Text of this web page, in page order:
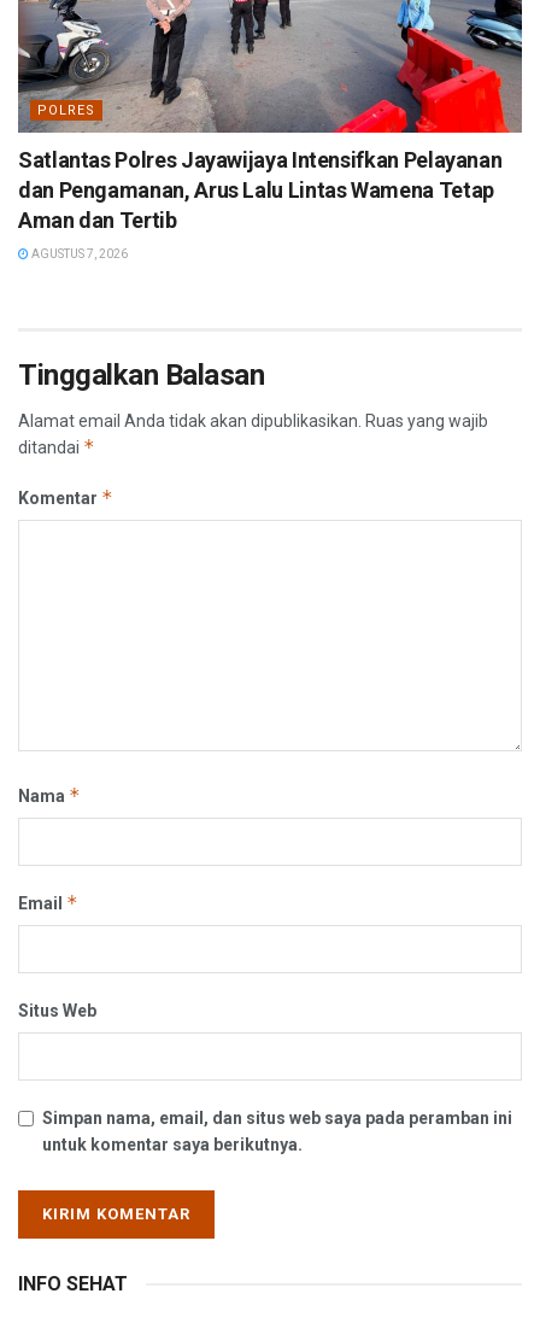
POLRES
Satlantas Polres Jayawijaya Intensifkan Pelayanan
dan Pengamanan, Arus Lalu Lintas Wamena Tetap
Aman dan Tertib
AGUSTUS 7, 2026
Tinggalkan Balasan
Alamat email Anda tidak akan dipublikasikan. Ruas yang wajib
ditandai *
Komentar *
Nama *
Email *
Situs Web
Simpan nama, email, dan situs web saya pada peramban ini
untuk komentar saya berikutnya.
INFO SEHAT